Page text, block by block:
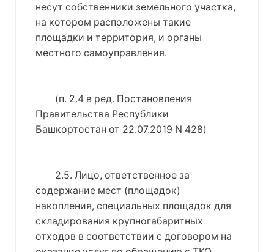
несут собственники земельного участка,
на котором расположены такие
площадки и территория, и органы
местного самоуправления.
(п. 2.4 в ред. Постановления
Правительства Республики
Башкортостан от 22.07.2019 N 428)
2.5. Лицо, ответственное за
содержание мест (площадок)
накопления, специальных площадок для
складирования крупногабаритных
отходов в соответствии с договором на